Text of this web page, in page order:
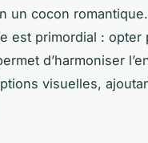
un cocon
est primordial : opter
d’harmoniser
visuelles,